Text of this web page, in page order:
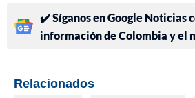
✔️ Síganos en Google Noticias
información de Colombia y el
Relacionados